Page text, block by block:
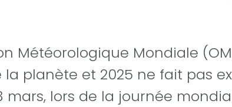
Météorologique Mondiale
planète et 2025 ne fait pas
mars, lors de la journée